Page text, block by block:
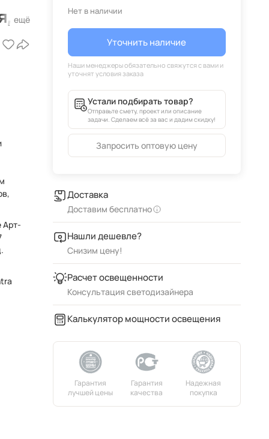
Арт-
Нет в наличии
Уточнить наличие
Устали подбирать товар?
Отправьте смету, проект или описание
задачи. Сделаем всё за вас и дадим скидку!
Запросить оптовую цену
Доставка
Доставим бесплатно
Нашли дешевле?
Снизим цену!
Расчет освещенности
Консультация светодизайнера
Калькулятор мощности освещения